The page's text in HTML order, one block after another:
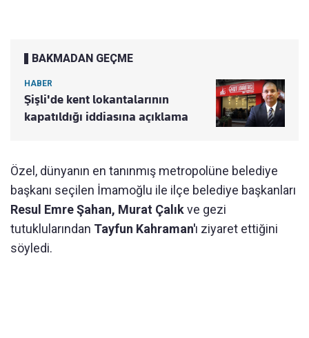
BAKMADAN GEÇME
HABER
Şişli'de kent lokantalarının
kapatıldığı iddiasına açıklama
Özel, dünyanın en tanınmış metropolüne belediye
başkanı seçilen İmamoğlu ile ilçe belediye başkanları
Resul Emre Şahan, Murat Çalıkve gezi
tutuklularından Tayfun Kahraman'ı ziyaret ettiğini
söyledi.